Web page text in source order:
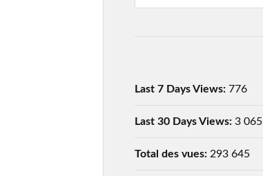
Last 7 Days Views: 776
Last 30 Days Views: 3 065
Total des vues: 293 645